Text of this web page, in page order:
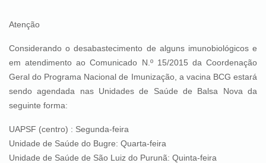
Atenção
Considerando o desabastecimento de alguns imunobiológicos e
em atendimento ao Comunicado N.º 15/2015 da Coordenação
Geral do Programa Nacional de Imunização, a vacina BCG estará
sendo agendada nas Unidades de Saúde de Balsa Nova da
seguinte forma:
UAPSF (centro) : Segunda-feira
Unidade de Saúde do Bugre: Quarta-feira
Unidade de Saúde de São Luiz do Purunã: Quinta-feira